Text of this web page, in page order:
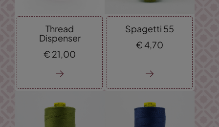
Thread
Dispenser
€ 21,00
Spagetti 55
€ 4,70